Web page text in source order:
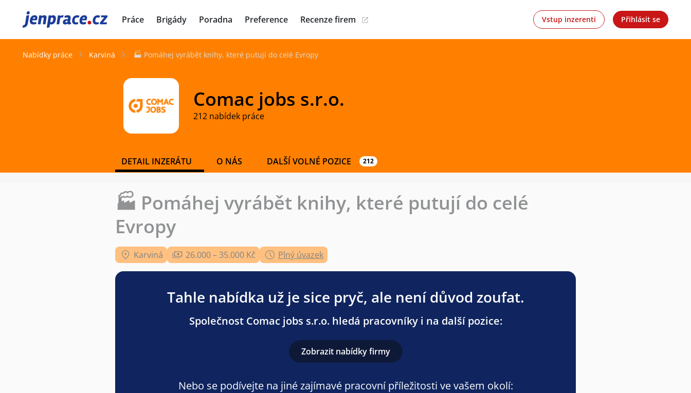
JenPráce.cz Práce Brigády Poradna Preference Recenze firem Vstup inzerenti Přihlásit se
Nabídky práce Karviná 🏭 Pomáhej vyrábět knihy, které putují do celé Evropy
Comac jobs s.r.o.
212 nabídek práce
DETAIL INZERÁTU O NÁS DALŠÍ VOLNÉ POZICE 212
🏭 Pomáhej vyrábět knihy, které putují do celé
Evropy
Karviná 26.000 – 35.000 Kč Plný úvazek
Tahle nabídka už je sice pryč, ale není důvod zoufat.
Společnost Comac jobs s.r.o. hledá pracovníky i na další pozice:
Zobrazit nabídky firmy
Nebo se podívejte na jiné zajímavé pracovní příležitosti ve vašem okolí: